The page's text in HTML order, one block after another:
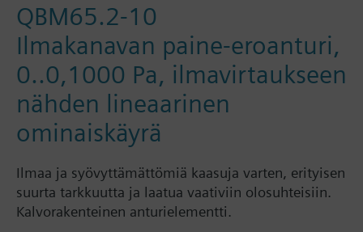
QBM65.2-10
Ilmakanavan paine-eroanturi,
0..0,1000 Pa, ilmavirtaukseen
nähden lineaarinen
ominaiskäyrä
Ilmaa ja syövyttämättömiä kaasuja varten, erityisen
suurta tarkkuutta ja laatua vaativiin olosuhteisiin.
Kalvorakenteinen anturielementti.